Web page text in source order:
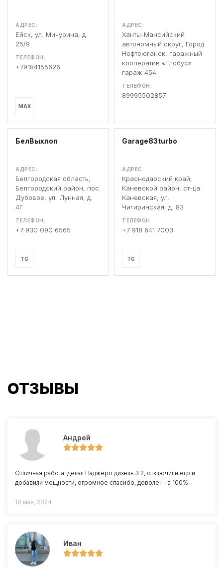
АДРЕС:
Ейск, ул. Мичурина, д.
25/9
ТЕЛЕФОН:
+79184155626
MAX
АДРЕС:
Ханты-Мансийский
автономный округ, Город
Нефтеюганск, гаражный
кооператив «Глобус»
гараж 454
ТЕЛЕФОН:
89995502857
БелВыхлоп
АДРЕС:
Белгородская область,
Белгородский район, пос.
Дубовое, ул. Лунная, д.
4Г
ТЕЛЕФОН:
+7 930 090 6565
TG
Garage83turbo
АДРЕС:
Краснодарский край,
Каневской район, ст-ца
Каневская, ул.
Чигиринская, д. 83
ТЕЛЕФОН:
+7 918 641 7003
TG
ОТЗЫВЫ
Андрей
Отличная работа, делал Паджеро дизель 3.2, отключили егр и
добавили мощности, огромное спасибо, доволен на 100%
19 мая, 2024
Иван